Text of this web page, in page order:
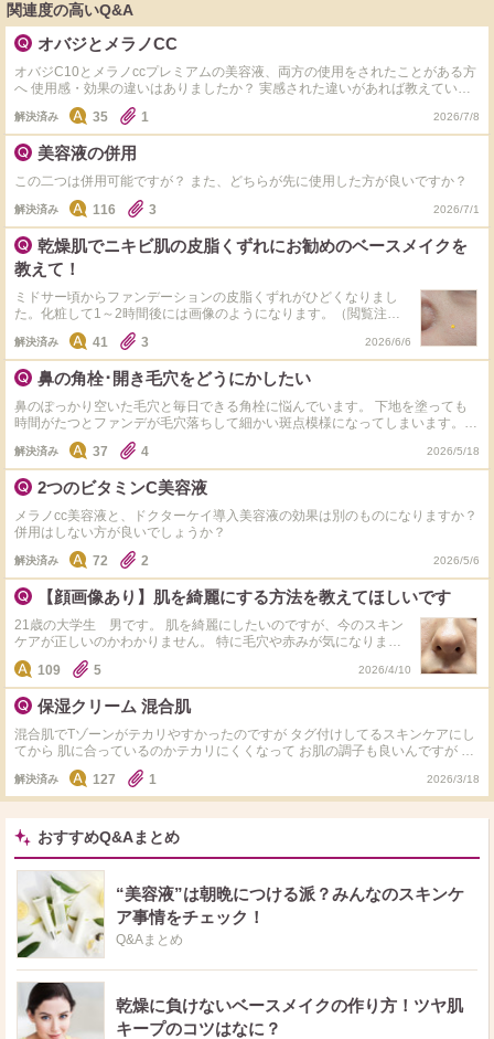
関連度の高いQ&A
オバジとメラノCC
オバジC10とメラノccプレミアムの美容液、両方の使用をされたことがある方
へ 使用感・効果の違いはありましたか？ 実感された違いがあれば教えていた
だきたいです。
解決済み 35 1 2026/7/8
美容液の併用
この二つは併用可能ですが？ また、どちらが先に使用した方が良いですか？
解決済み 116 3 2026/7/1
乾燥肌でニキビ肌の皮脂くずれにお勧めのベースメイクを
教えて！
ミドサー頃からファンデーションの皮脂くずれがひどくなりまし
た。化粧して1～2時間後には画像のようになります。（閲覧注意
レベルでいろいろ汚いです） 元々混合肌のニキビ体質で、酸化亜
鉛フリー・グリセリンフリーをしていました。 年齢的に乾燥肌に
なったのかと思い、商品タグの保湿重視のスキンケアとメイクアイ
テムに変えてみてもやっぱり崩れが改善しません。 もはや皮脂く
ずれ対策で合ってるのか、メイクの仕方がアホなのか、スキンケア
が死んでるのか、原因がゲシュタルト崩壊です。 メイクはスキン
ケア10分くらい置いて、一度ティッシュオフしてから、日焼け止
めなしで下地に入ってます。指でトントン塗り広げ、水で濡らした
スポンジでムラをなくし、ティッシュオフ。ファンデーションも同
様。 ツヤ肌を作りたくてパウダーは使用していません。ブラシし
っかりはたいて軽く乗せるだけでも粉ふいたり毛穴浮きしてしまっ
て… ①ニキビはいまだにできるのでできれば酸化亜鉛フリー・ゆ
るグリセリンフリーは続けたい ②細かいシミやそばかすが多数あ
ースメイクやコツを教えてください！ 今まで使ってうまく行かな
かった（粉をふく、イグアナ肌になる、乾燥ハゲ、ニキビできるな
ど）物↓ TIRTIR全般、セザンヌ全般、キャンメイクのマシュマロフ
防止下地とクッションファンデ、ポルジョのモイスチュアライジン
グプライマー、エスティーローダーのダブルウェア、Diorのフォー
エヴァーフルイドスキンウェア 面倒臭くて申し訳ないのですが、
どうか皆様の経験と知恵をお授けください！！
解決済み 41 3 2026/6/6
鼻の角栓･開き毛穴をどうにかしたい
鼻のぽっかり空いた毛穴と毎日できる角栓に悩んでいます。 下地を塗っても
時間がたつとファンデが毛穴落ちして細かい斑点模様になってしまいます。
角栓も、毎晩オルビスのクレンジングでポロポロと角栓をとり、ｄプログラム
の洗顔でダブル洗顔。たまに粉の酵素洗顔や弱いピーリング石鹸で角質のケア
も行っていますが、入浴後の鼻に白いぷつぷつが出てしまいます。 質問は２
つです。 毛穴を閉じさせる・角栓を作らせにくくするのによいスキンケア･美
容法を教えてください。実際に使って改善したものを教えてください。 肌質
は乾燥肌ですが、角栓が毎日できてしまうのは混合肌なのでしょうか？ 参考
に現在のスキンケアをタグでつけます。全てのタグ品を毎回使用ではなく乳液
やクリームはその時折で使用しています。敏感肌ぎみです。
解決済み 37 4 2026/5/18
2つのビタミンC美容液
メラノcc美容液と、ドクターケイ導入美容液の効果は別のものになりますか？
併用はしない方が良いでしょうか？
解決済み 72 2 2026/5/6
【顔画像あり】肌を綺麗にする方法を教えてほしいです
21歳の大学生 男です。 肌を綺麗にしたいのですが、今のスキン
ケアが正しいのかわかりません。 特に毛穴や赤みが気になりま
す。 クレンジングオイルとメラノ㏄は肌に合わなかったりヒリヒ
リするので今は使っていません。現在は洗顔、化粧水、乳液、日焼
け止め、だけ使っています。 一度近くの皮膚科に伺いましたが、
赤みなどは美容外科の範囲になると言われました。赤ニキビの「べ
ピオ ウォッシュゲル」「ナジフロキサシンクリーム」は処方して
いただきました。 おすすめの化粧品や方法があれば教えていただ
きたいです！よろしくお願いします。
109 5 2026/4/10
保湿クリーム 混合肌
混合肌でTゾーンがテカリやすかったのですが タグ付けしてるスキンケアにし
てから 肌に合っているのかテカリにくくなって お肌の調子も良いんですが 少
し乾燥？する気がして物足りないです 混合肌にオススメの保湿クリーム あっ
たら教えてくださいm(__)m
解決済み 127 1 2026/3/18
おすすめQ&Aまとめ
“美容液”は朝晩につける派？みんなのスキンケ
ア事情をチェック！
Q&Aまとめ
乾燥に負けないベースメイクの作り方！ツヤ肌
キープのコツはなに？